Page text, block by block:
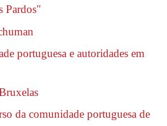
Pardos"
portuguesa e autoridades em
da comunidade portuguesa de